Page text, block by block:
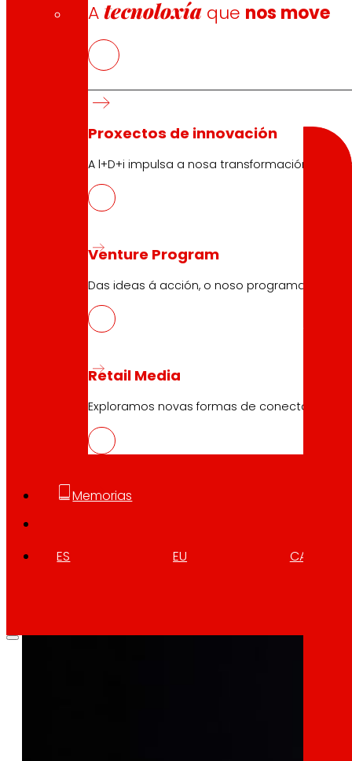
Atecnoloxía que nos move
Proxectos de innovación
A l+D+i impulsa a nosa transformación,
Venture Program
Das ideas á acción, o noso programa para
Retail Media
Exploramos novas formas de conectar
Memorias
ES EU CA
PROTEFUNGI
Descargar